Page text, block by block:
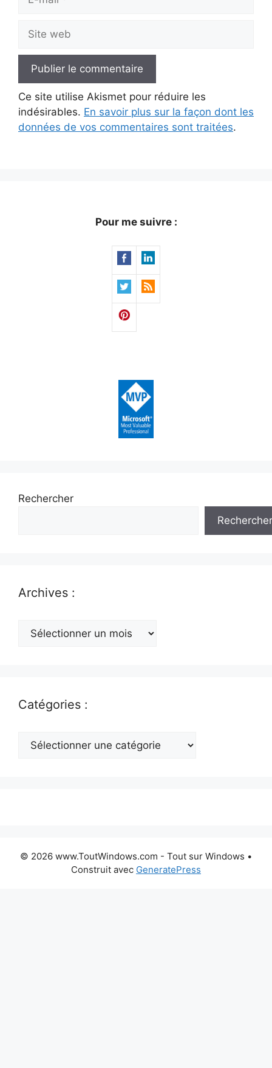
Site
web
Ce site utilise Akismet pour réduire les
indésirables. En savoir plus sur la façon dont les
données de vos commentaires sont traitées.
Pour me suivre :
Rechercher
Rechercher
Archives :
Archives
Catégories :
Catégories
© 2026 www.ToutWindows.com - Tout sur Windows •
Construit avec GeneratePress